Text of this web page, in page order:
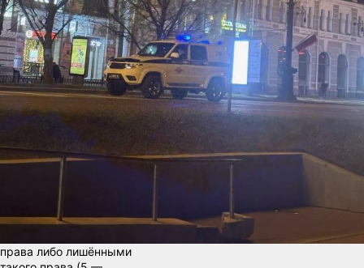
мобильности.
Всего за сутки выявлено
292 нарушения правил
дорожного движения. В
частности, установлено 11
водителей в состоянии
опьянения (4 из них —
в Хабаровске), 25 фактов
непропуска пешеходов
на переходах (17 —
в краевом центре), 11
нарушений ПДД
пешеходами (3 —
управления ТС лицами
права либо лишёнными